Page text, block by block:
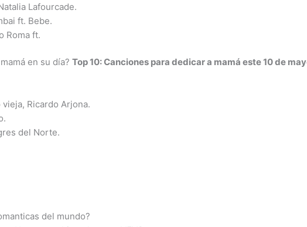
Lafourcade.
ft. Bebe.
Roma ft.
en su día? Top 10:Canciones para dedicara mamá este 10 de
Ricardo Arjona.
del Norte.
del mundo?